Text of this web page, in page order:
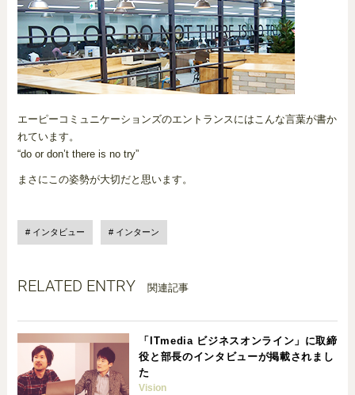
エーピーコミュニケーションズのエントランスにはこんな言葉が書か
れています。
“do or don’t there is no try”
まさにこの姿勢が大切だと思います。
インタビュー インターン
RELATED ENTRY 関連記事
「ITmedia ビジネスオンライン」に取締
役と部長のインタビューが掲載されまし
た
Vision